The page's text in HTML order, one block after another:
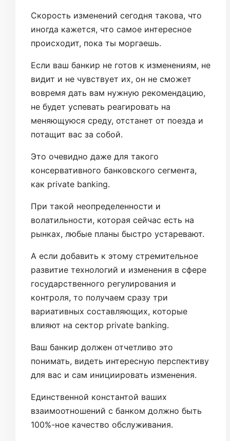
Скорость изменений сегодня такова, что
иногда кажется, что самое интересное
происходит, пока ты моргаешь.
Если ваш банкир не готов к изменениям, не
видит и не чувствует их, он не сможет
вовремя дать вам нужную рекомендацию,
не будет успевать реагировать на
меняющуюся среду, отстанет от поезда и
потащит вас за собой.
Это очевидно даже для такого
консервативного банковского сегмента,
как private banking.
При такой неопределенности и
волатильности, которая сейчас есть на
рынках, любые планы быстро устаревают.
А если добавить к этому стремительное
развитие технологий и изменения в сфере
государственного регулирования и
контроля, то получаем сразу три
вариативных составляющих, которые
влияют на сектор private banking.
Ваш банкир должен отчетливо это
понимать, видеть интересную перспективу
для вас и сам инициировать изменения.
Единственной константой ваших
взаимоотношений с банком должно быть
100%-ное качество обслуживания.